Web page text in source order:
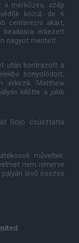
a mérkőzés, szép
közül, de 6
centerezni akart,
érkezett
nagyot mentett.
után kontrázott a
bonyolódott,
érkezik Matthew
kilőtte a jobb
Rojo csúsztatta
műveltek.
nem ismerve
lévő összes